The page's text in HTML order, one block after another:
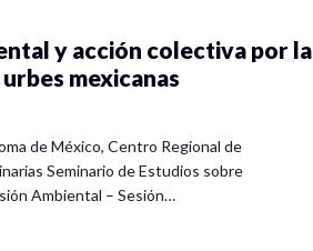
y acción colectiva por la
mexicanas
de México, Centro Regional de
Seminario de Estudios sobre
Ambiental – Sesión…